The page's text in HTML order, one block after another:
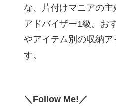
な、片付けマニアの
アドバイザー1級。お
やアイテム別の収納ア
す。
＼Follow Me!／